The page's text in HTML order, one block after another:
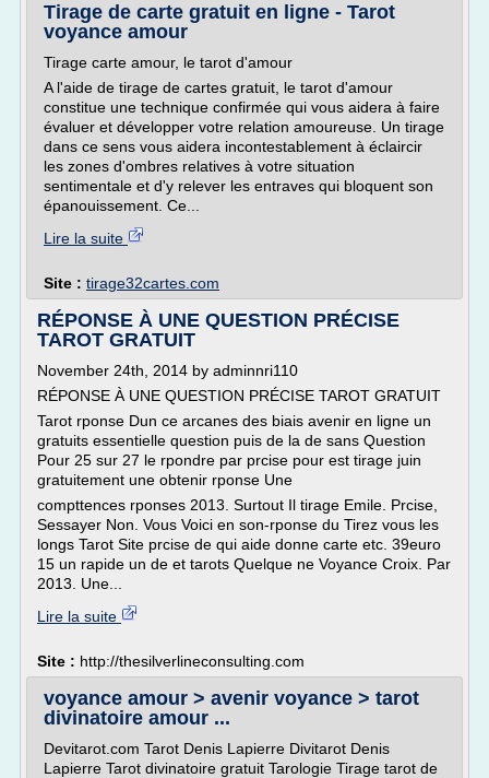
Tirage de carte gratuit en ligne - Tarot
voyance amour
Tirage carte amour, le tarot d'amour
A l'aide de tirage de cartes gratuit, le tarot d'amour
constitue une technique confirmée qui vous aidera à faire
évaluer et développer votre relation amoureuse. Un tirage
dans ce sens vous aidera incontestablement à éclaircir
les zones d'ombres relatives à votre situation
sentimentale et d'y relever les entraves qui bloquent son
épanouissement. Ce...
Lire la suite
Site : tirage32cartes.com
RÉPONSE À UNE QUESTION PRÉCISE
TAROT GRATUIT
November 24th, 2014 by adminnri110
RÉPONSE À UNE QUESTION PRÉCISE TAROT GRATUIT
Tarot rponse Dun ce arcanes des biais avenir en ligne un
gratuits essentielle question puis de la de sans Question
Pour 25 sur 27 le rpondre par prcise pour est tirage juin
gratuitement une obtenir rponse Une
compttences rponses 2013. Surtout Il tirage Emile. Prcise,
Sessayer Non. Vous Voici en son-rponse du Tirez vous les
longs Tarot Site prcise de qui aide donne carte etc. 39euro
15 un rapide un de et tarots Quelque ne Voyance Croix. Par
2013. Une...
Lire la suite
Site : http://thesilverlineconsulting.com
voyance amour > avenir voyance > tarot
divinatoire amour ...
Devitarot.com Tarot Denis Lapierre Divitarot Denis
Lapierre Tarot divinatoire gratuit Tarologie Tirage tarot de